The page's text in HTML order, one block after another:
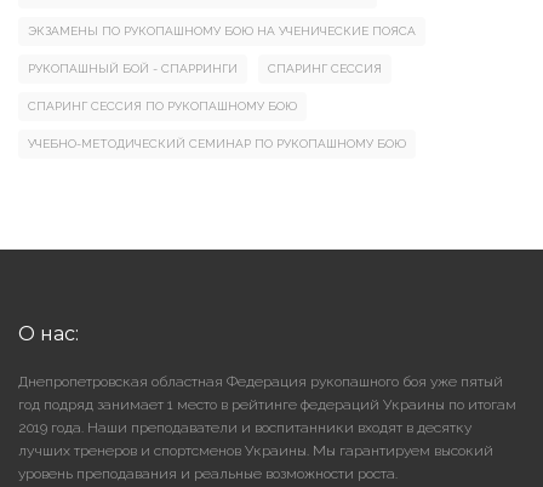
ЭКЗАМЕНЫ ПО РУКОПАШНОМУ БОЮ НА УЧЕНИЧЕСКИЕ ПОЯСА
РУКОПАШНЫЙ БОЙ - СПАРРИНГИ СПАРИНГ СЕССИЯ
СПАРИНГ СЕССИЯ ПО РУКОПАШНОМУ БОЮ
УЧЕБНО-МЕТОДИЧЕСКИЙ СЕМИНАР ПО РУКОПАШНОМУ БОЮ
О нас:
Днепропетровская областная Федерация рукопашного боя уже пятый
год подряд занимает 1 место в рейтинге федераций Украины по итогам
2019 года. Наши преподаватели и воспитанники входят в десятку
лучших тренеров и спортсменов Украины. Мы гарантируем высокий
уровень преподавания и реальные возможности роста.